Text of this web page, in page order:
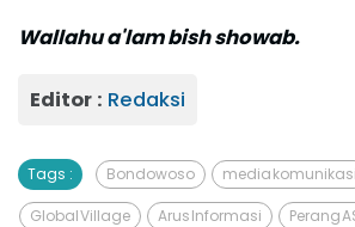
Wallahu a'lam bish showab.
Editor : Redaksi
Tags : Bondowoso media komunikasi
Global Village Arus Informasi Perang